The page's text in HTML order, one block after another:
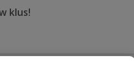
klus!